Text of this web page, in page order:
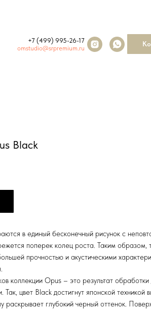
+7 (499) 995-26-17
omstudio@srpremium.ru
Black
в единый бесконечный рисунок с
поперек колец роста. Таким образом,
прочностью и акустическими
коллекции Opus – это результат
Так, цвет Black достигнут японской техникой
раскрывает глубокий черный оттенок.